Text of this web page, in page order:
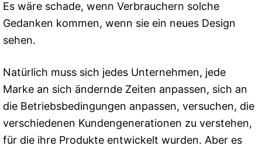
Es wäre schade, wenn Verbrauchern solche
Gedanken kommen, wenn sie ein neues Design
sehen.
Natürlich muss sich jedes Unternehmen, jede
Marke an sich ändernde Zeiten anpassen, sich an
die Betriebsbedingungen anpassen, versuchen, die
verschiedenen Kundengenerationen zu verstehen,
für die ihre Produkte entwickelt wurden. Aber es